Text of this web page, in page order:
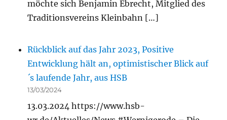
möchte sich Benjamin Ebrecht, Mitglied des
Traditionsvereins Kleinbahn […]
Rückblick auf das Jahr 2023, Positive
Entwicklung hält an, optimistischer Blick auf
´s laufende Jahr, aus HSB
13/03/2024
13.03.2024 https://www.hsb-